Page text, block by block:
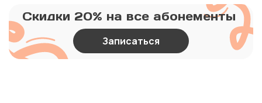
Скидки 20% на все абонементы
Записаться